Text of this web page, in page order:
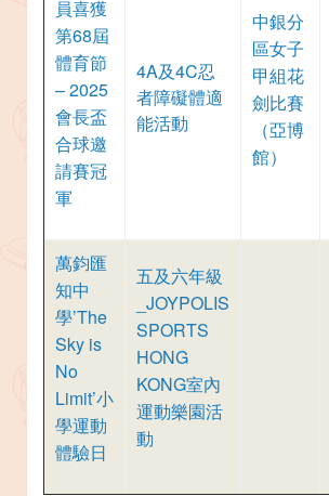
員喜獲
第68屆
體育節
– 2025
會長盃
合球邀
請賽冠
軍
4A及4C忍
者障礙體適
能活動
中銀分
區女子
甲組花
劍比賽
（亞博
館）
萬鈞匯
知中
學’The
Sky is
No
Limit’小
學運動
體驗日
五及六年級
_JOYPOLIS
SPORTS
HONG
KONG室內
運動樂園活
動